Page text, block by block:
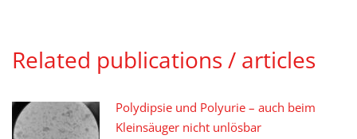
Related publications / articles
Polydipsie und Polyurie – auch beim
Kleinsäuger nicht unlösbar